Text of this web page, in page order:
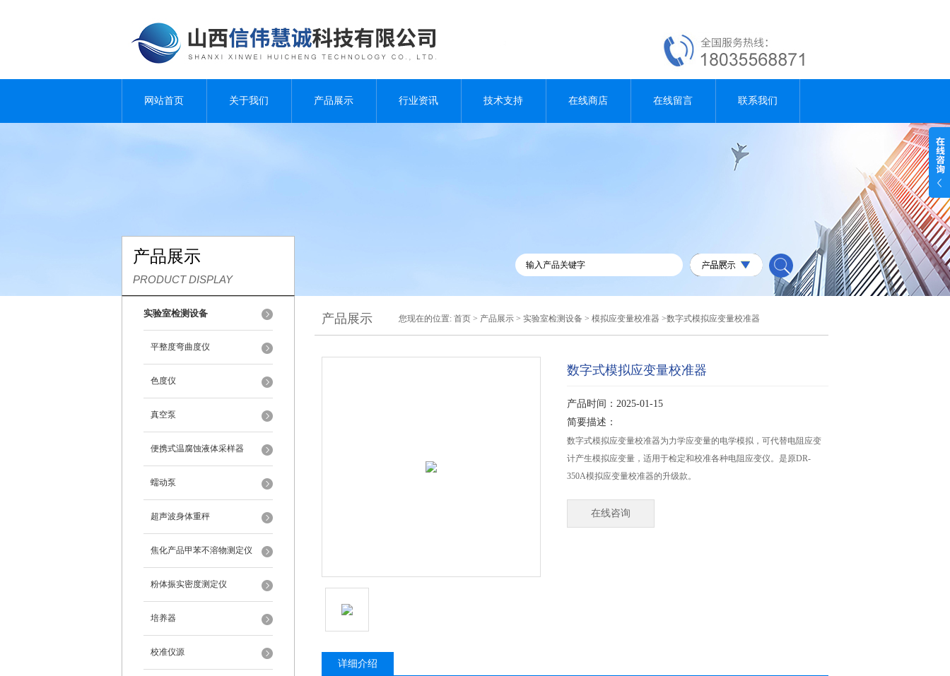
网站首页 关于我们 产品展示 行业资讯 技术支持 在线商店 在线留言 联系我们
产品展示
PRODUCT DISPLAY
实验室检测设备
平整度弯曲度仪
色度仪
真空泵
便携式温腐蚀液体采样器
蠕动泵
超声波身体重秤
焦化产品甲苯不溶物测定仪
粉体振实密度测定仪
培养器
校准仪源
产品展示 您现在的位置: 首页 > 产品展示 > 实验室检测设备 > 模拟应变量校准器 >数字式模拟应变量校准器
数字式模拟应变量校准器
产品时间：2025-01-15
简要描述：
数字式模拟应变量校准器为力学应变量的电学模拟，可代替电阻应变
计产生模拟应变量，适用于检定和校准各种电阻应变仪。是原DR-
350A模拟应变量校准器的升级款。
在线咨询
详细介绍